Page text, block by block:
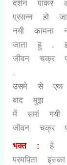
दर्शन पाकर
प्रसन्न हो
नयी
जाता हु .
जीवन चक्र
,
उसमे से एक
बाद मुझ
में समां
जीवन चक्र
भक्त :
हे
परमपिता